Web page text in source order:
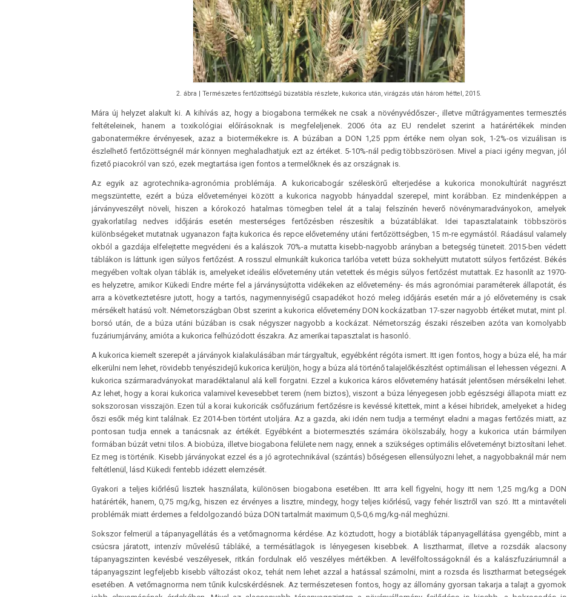
2. ábra | Természetes fertőzöttségű búzatábla részlete, kukorica után, virágzás után három héttel, 2015.
Mára új helyzet alakult ki. A kihívás az, hogy a biogabona termékek ne csak a növényvédőszer-, illetve műtrágyamentes termesztés
feltételeinek, hanem a toxikológiai előírásoknak is megfeleljenek. 2006 óta az EU rendelet szerint a határértékek minden
gabonatermékre érvényesek, azaz a biotermékekre is. A búzában a DON 1,25 ppm értéke nem olyan sok, 1-2%-os vizuálisan is
észlelhető fertőzöttségnél már könnyen meghaladhatjuk ezt az értéket. 5-10%-nál pedig többszörösen. Mivel a piaci igény megvan, jól
fizető piacokról van szó, ezek megtartása igen fontos a termelőknek és az országnak is.
Az egyik az agrotechnika-agronómia problémája. A kukoricabogár széleskörű elterjedése a kukorica monokultúrát nagyrészt
megszüntette, ezért a búza előveteményei között a kukorica nagyobb hányaddal szerepel, mint korábban. Ez mindenképpen a
járványveszélyt növeli, hiszen a kórokozó hatalmas tömegben telel át a talaj felszínén heverő növénymaradványokon, amelyek
gyakorlatilag nedves időjárás esetén mesterséges fertőzésben részesítik a búzatáblákat. Idei tapasztalataink többszörös
különbségeket mutatnak ugyanazon fajta kukorica és repce elővetemény utáni fertőzöttségben, 15 m-re egymástól. Ráadásul valamely
okból a gazdája elfelejtette megvédeni és a kalászok 70%-a mutatta kisebb-nagyobb arányban a betegség tüneteit. 2015-ben védett
táblákon is láttunk igen súlyos fertőzést. A rosszul elmunkált kukorica tarlóba vetett búza sokhelyütt mutatott súlyos fertőzést. Békés
megyében voltak olyan táblák is, amelyeket ideális elővetemény után vetettek és mégis súlyos fertőzést mutattak. Ez hasonlít az 1970-
es helyzetre, amikor Kükedi Endre mérte fel a járványsújtotta vidékeken az elővetemény- és más agronómiai paraméterek állapotát, és
arra a következtetésre jutott, hogy a tartós, nagymennyiségű csapadékot hozó meleg időjárás esetén már a jó elővetemény is csak
mérsékelt hatású volt. Németországban Obst szerint a kukorica elővetemény DON kockázatban 17-szer nagyobb értéket mutat, mint pl.
borsó után, de a búza utáni búzában is csak négyszer nagyobb a kockázat. Németország északi részeiben azóta van komolyabb
fuzáriumjárvány, amióta a kukorica felhúzódott északra. Az amerikai tapasztalat is hasonló.
A kukorica kiemelt szerepét a járványok kialakulásában már tárgyaltuk, egyébként régóta ismert. Itt igen fontos, hogy a búza elé, ha már
elkerülni nem lehet, rövidebb tenyészidejű kukorica kerüljön, hogy a búza alá történő talajelőkészítést optimálisan el lehessen végezni. A
kukorica szármaradványokat maradéktalanul alá kell forgatni. Ezzel a kukorica káros elővetemény hatását jelentősen mérsékelni lehet.
Az lehet, hogy a korai kukorica valamivel kevesebbet terem (nem biztos), viszont a búza lényegesen jobb egészségi állapota miatt ez
sokszorosan visszajön. Ezen túl a korai kukoricák csőfuzárium fertőzésre is kevéssé kitettek, mint a kései hibridek, amelyeket a hideg
őszi esők még kint találnak. Ez 2014-ben történt utoljára. Az a gazda, aki idén nem tudja a terményt eladni a magas fertőzés miatt, az
pontosan tudja ennek a tanácsnak az értékét. Egyébként a biotermesztés számára ökölszabály, hogy a kukorica után bármilyen
formában búzát vetni tilos. A biobúza, illetve biogabona felülete nem nagy, ennek a szükséges optimális előveteményt biztosítani lehet.
Ez meg is történik. Kisebb járványokat ezzel és a jó agrotechnikával (szántás) bőségesen ellensúlyozni lehet, a nagyobbaknál már nem
feltétlenül, lásd Kükedi fentebb idézett elemzését.
Gyakori a teljes kiőrlésű lisztek használata, különösen bio­ga­bona esetében. Itt arra kell figyelni, hogy itt nem 1,25 mg/kg a DON
határérték, hanem, 0,75 mg/kg, hiszen ez érvényes a lisztre, mindegy, hogy teljes kiőrlésű, vagy fehér lisztről van szó. Itt a mintavételi
problémák miatt érdemes a feldolgozandó búza DON tartalmát maximum 0,5-0,6 mg/kg-nál meghúzni.
Sokszor felmerül a tápanyagellátás és a vetőmagnorma kérdése. Az köztudott, hogy a biotáblák tápanyagellátása gyengébb, mint a
csúcsra járatott, intenzív művelésű tábláké, a termésátlagok is lényegesen kisebbek. A lisztharmat, illetve a rozsdák alacsony
tápanyagszinten kevésbé veszélyesek, ritkán fordulnak elő veszélyes mértékben. A levélfoltosságoknál és a kalászfuzáriumnál a
tápanyagszint legfeljebb kisebb változást okoz, tehát nem lehet azzal a hatással számolni, mint a rozsda és lisztharmat betegségek
esetében. A vetőmagnorma nem tűnik kulcskérdésnek. Az természetesen fontos, hogy az állomány gyorsan takarja a talajt a gyomok